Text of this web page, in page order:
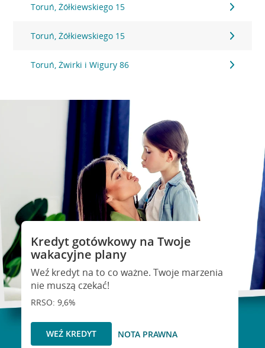
Toruń, Żółkiewskiego 15
Toruń, Żółkiewskiego 15
Toruń, Żwirki i Wigury 86
Kredyt gotówkowy na Twoje
wakacyjne plany
Weź kredyt na to co ważne. Twoje marzenia
nie muszą czekać!
RRSO: 9,6%
WEŹ KREDYT NOTA PRAWNA